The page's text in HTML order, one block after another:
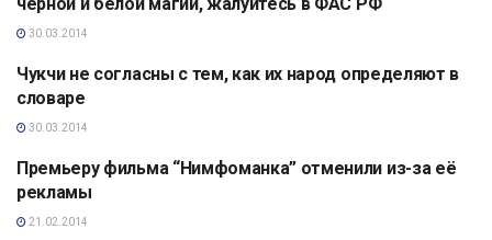
30.03.2014
АНАЛИТИКА
Чукчи не согласны с тем, как их народ определяют в
словаре
30.03.2014
АНАЛИТИКА
Премьеру фильма “Нимфоманка” отменили из-за её
рекламы
21.02.2014